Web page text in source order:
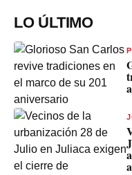
LO ÚLTIMO